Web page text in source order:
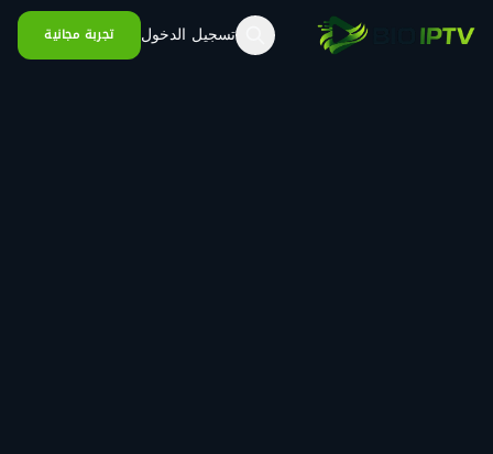
تسجيل الدخول تجربة مجانية